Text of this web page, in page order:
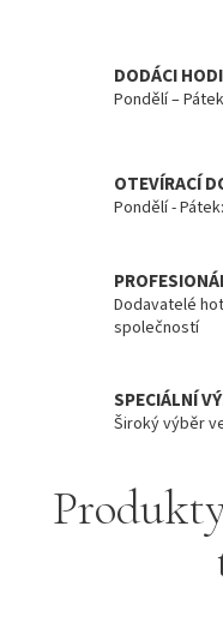
DODÁCI
Pondělí –
OTEVÍRACÍ
Pondělí -
Dodavatelé
společností
SPECIÁLNÍ
Široký výběr